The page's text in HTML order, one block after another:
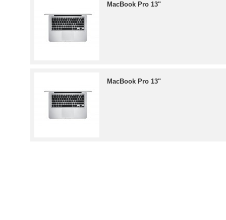
MacBook Pro 13"
MacBook Pro 13"